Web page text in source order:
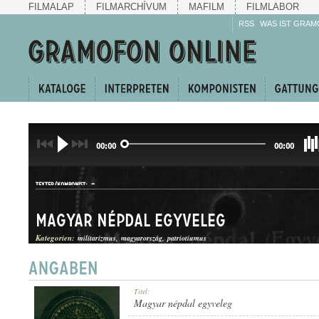
FILMALAP FILMARCHÍVUM MAFILM FILMLABOR
RSS WAS IST
00:00 00:00
TEXTER/KOMPONIST: -
CSÁRDÁSEGYVELEG
Magyar népdal egyveleg
Kategorien: militarizmus magyarország patriotiumus
Titel:
Magyar népdal egyveleg